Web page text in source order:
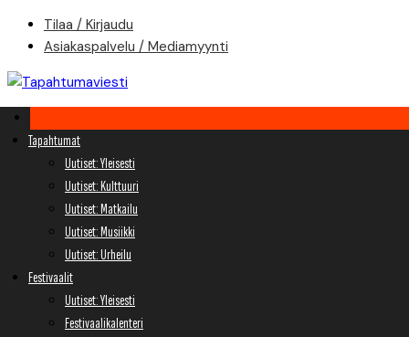
Skip
content
Tilaa / Kirjaudu
Asiakaspalvelu / Mediamyynti
Tapahtumat
Uutiset: Yleisesti
Uutiset: Kulttuuri
Uutiset: Matkailu
Uutiset: Musiikki
Uutiset: Urheilu
Festivaalit
Uutiset: Yleisesti
Festivaalikalenteri